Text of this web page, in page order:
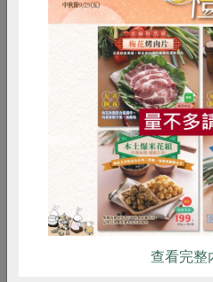
永豐農業有限公司
四合一芽苗(環保級)永
RPET
雞蛋 食安 共
查看完整